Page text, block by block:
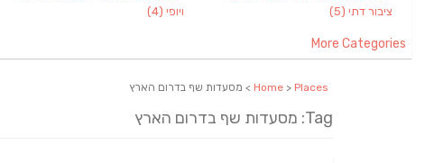
ציבור דתי (5)
ויופי (4)
More Categories
Home > Places > מסעדות שף בדרום הארץ
Tag: מסעדות שף בדרום הארץ